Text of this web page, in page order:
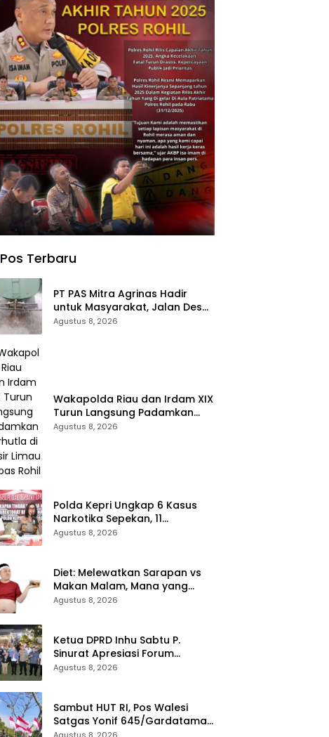
Pos Terbaru
‎PT PAS Mitra Agrinas Hadir
untuk Masyarakat, Jalan Desa
Danau Rambai Dirawat dan
Agustus 8, 2026
Wakapolda Riau dan Irdam XIX
Turun Langsung Padamkan
Karhutla di Pasir Limau Kapas
Agustus 8, 2026
Polda Kepri Ungkap 6 Kasus
Narkotika Sepekan, 11
Tersangka Diamankan & Sita
Agustus 8, 2026
Diet: Melewatkan Sarapan vs
Makan Malam, Mana yang
Lebih Aman? Ini Kata Dokter
Agustus 8, 2026
Ketua DPRD Inhu Sabtu P.
Sinurat Apresiasi Forum
Komunikasi Publik dan Ngopi
Agustus 8, 2026
Sambut HUT RI, Pos Walesi
Satgas Yonif 645/Gardatama
Yudha Bersama Warga,
Agustus 8, 2026